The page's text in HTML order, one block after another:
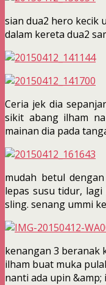
sian dua2 hero kecik
dalam kereta dua2
Ceria jek dia
sikit abang ilham
mainan dia pada
mudah betul
lepas susu tidur,
sling. senang ummi
kenangan 3 beranak
ilham buat muka
nanti ada upin &amp;